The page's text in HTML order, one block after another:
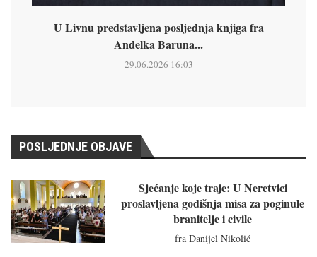
U Livnu predstavljena posljednja knjiga fra
Anđelka Baruna...
29.06.2026 16:03
POSLJEDNJE OBJAVE
Sjećanje koje traje: U Neretvici
proslavljena godišnja misa za poginule
branitelje i civile
fra Danijel Nikolić